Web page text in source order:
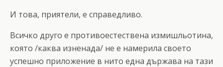
И това, приятели, е справедливо.
Всичко друго е противоестествена измишльотина,
която /каква изненада/ не е намерила своето
успешно приложение в нито една държава на тази